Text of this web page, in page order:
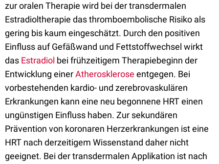
zur oralen Therapie wird bei der transdermalen
Estradioltherapie das thromboembolische Risiko als
gering bis kaum eingeschätzt. Durch den positiven
Einfluss auf Gefäßwand und Fettstoffwechsel wirkt
das Estradiol bei frühzeitigem Therapiebeginn der
Entwicklung einerAtherosklerose entgegen. Bei
vorbestehenden kardio- und zerebrovaskulären
Erkrankungen kann eine neu begonnene HRT einen
ungünstigen Einfluss haben. Zur sekundären
Prävention von koronaren Herzerkrankungen ist eine
HRT nach derzeitigem Wissenstand daher nicht
geeignet. Bei der transdermalen Applikation ist nach